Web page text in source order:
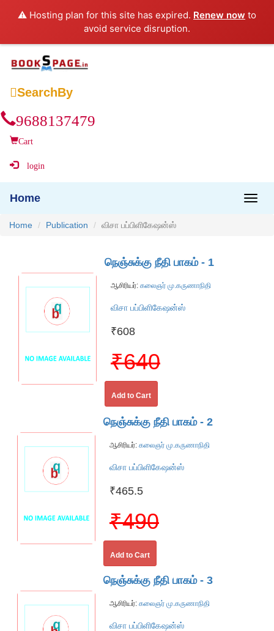
⚠️ Hosting plan for this site has expired. Renew now to
avoid service disruption.
SearchBy
9688137479
Cart
login
Home
Home Publication விசா பப்பிளிகேஷன்ஸ்
நெஞ்சுக்கு நீதி பாகம் - 1
ஆசிரியர்: கலைஞர் மு.கருணாநிதி
விசா பப்பிளிகேஷன்ஸ்
₹608
₹640
Add to Cart
நெஞ்சுக்கு நீதி பாகம் - 2
ஆசிரியர்: கலைஞர் மு.கருணாநிதி
விசா பப்பிளிகேஷன்ஸ்
₹465.5
₹490
Add to Cart
நெஞ்சுக்கு நீதி பாகம் - 3
ஆசிரியர்: கலைஞர் மு.கருணாநிதி
விசா பப்பிளிகேஷன்ஸ்